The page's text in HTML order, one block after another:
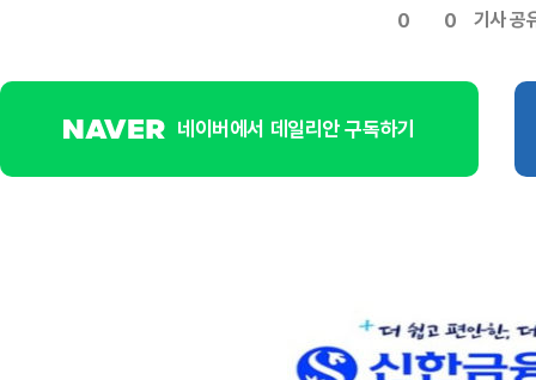
0 0 기사 공
네이버에서 데일리안 구독하기